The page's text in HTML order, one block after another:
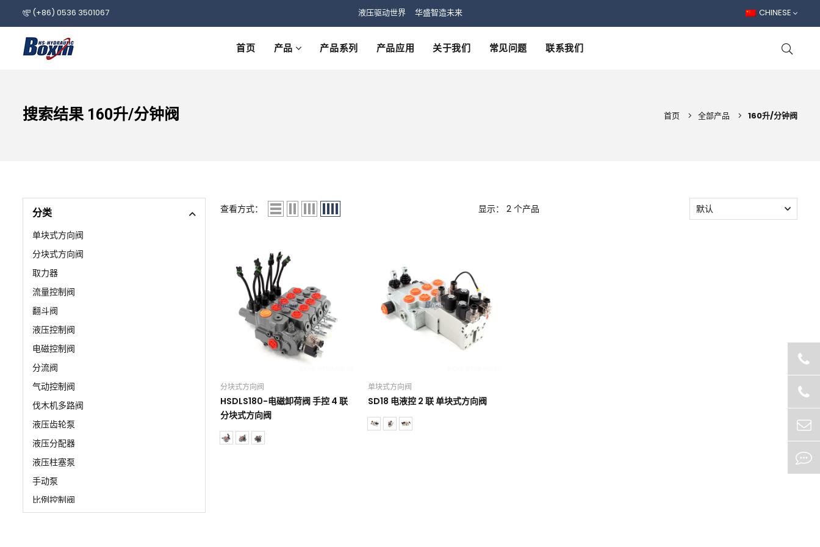
(+86) 0536 3501067 液压驱动世界 华盛智造未来 CHINESE
首页 产品 产品系列 产品应用 关于我们 常见问题 联系我们
搜索结果 160升/分钟阀 首页 全部产品 160升/分钟阀
分类
单块式方向阀
分块式方向阀
取力器
流量控制阀
翻斗阀
液压控制阀
电磁控制阀
分流阀
气动控制阀
伐木机多路阀
液压齿轮泵
液压分配器
液压柱塞泵
手动泵
比例控制阀
查看方式： 显示： 2 个产品
分块式方向阀
HSDLS180-电磁卸荷阀 手控 4 联
分块式方向阀
单块式方向阀
SD18 电液控 2 联 单块式方向阀